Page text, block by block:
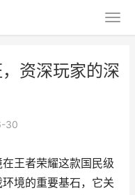
资深玩家的深
30
王者荣耀这款国民级
境的重要基石，它关